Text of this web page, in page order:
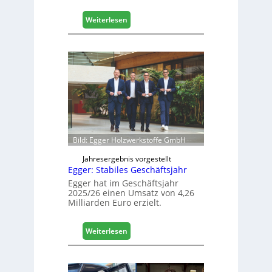
i
i
e
r
t
s
c
h
Weiterlesen:
H
f
e
l
e
e
r
ö
f
f
n
e
t
L
o
s
i
Bild: Egger Holzwerkstoffe GmbH
Jahresergebnis vorgestellt
Egger: Stabiles Geschäftsjahr
Egger hat im Geschäftsjahr
2025/26 einen Umsatz von 4,26
Milliarden Euro erzielt.
Weiterlesen:
E
g